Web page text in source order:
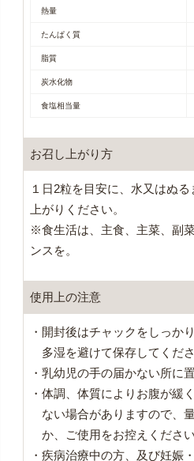
熱量
たんぱく質
脂質
炭水化物
食塩相当量
お召し上がり方
１日2粒を目安に、水又はぬ
上がりください。
※食生活は、主食、主菜、副
ンスを。
使用上の注意
・開封後はチャックをしっか
多湿を避けて保存してくださ
・乳幼児の手の届かない所に
・体調、体質によりお腹が緩
ない場合がありますので、
か、ご使用をお控えください
・疾病治療中の方、及び妊娠